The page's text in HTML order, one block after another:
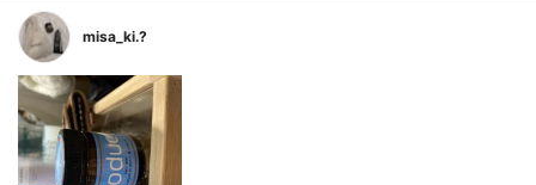
misa_ki.?